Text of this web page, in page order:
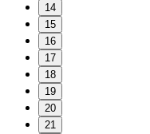
14
15
16
17
18
19
20
21